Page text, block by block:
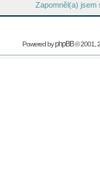
Zapomněl(a) jsem
Powered byphpBB© 2001,